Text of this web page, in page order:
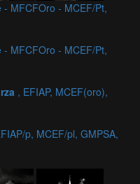
- MFCFOro - MCEF/Pt,
- MFCFOro - MCEF/Pt,
, EFIAP, MCEF(oro),
p, MCEF/pl, GMPSA,